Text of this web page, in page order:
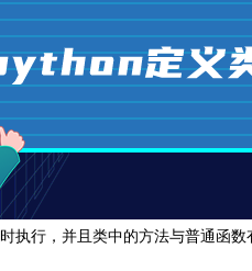
行，并且类中的方法与普通函数